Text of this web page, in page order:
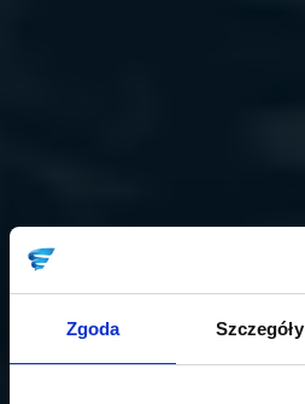
Zgoda Szczegóły